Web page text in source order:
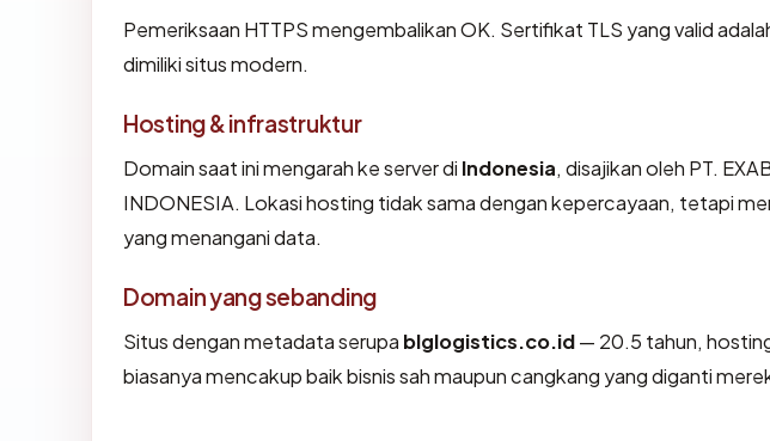
Pemeriksaan HTTPS mengembalikan OK. Sertifikat TLS yang valid
dimiliki situs modern.
Hosting & infrastruktur
Domain saat ini mengarah ke server di Indonesia, disajikan oleh PT.
INDONESIA. Lokasi hosting tidak sama dengan kepercayaan, tetapi
yang menangani data.
Domain yang sebanding
Situs dengan metadata serupa blglogistics.co.id— 20.5 tahun,
biasanya mencakup baik bisnis sah maupun cangkang yang diganti